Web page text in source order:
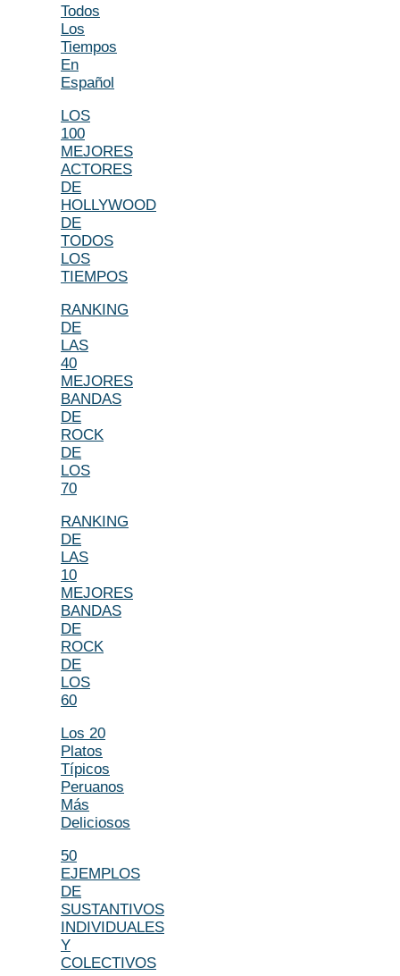
Todos
Los
Tiempos
En
Español
LOS
100
MEJORES
ACTORES
DE
HOLLYWOOD
DE
TODOS
LOS
TIEMPOS
RANKING
DE
LAS
40
MEJORES
BANDAS
DE
ROCK
DE
LOS
70
RANKING
DE
LAS
10
MEJORES
BANDAS
DE
ROCK
DE
LOS
60
Los 20
Platos
Típicos
Peruanos
Más
Deliciosos
50
EJEMPLOS
DE
SUSTANTIVOS
INDIVIDUALES
Y
COLECTIVOS